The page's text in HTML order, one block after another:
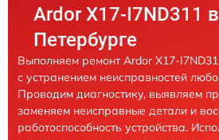
Ardor X17-I7ND311
Петербурге
Выполняем ремонт Ardor X17-
с устранением неисправностей
Проводим диагностику, выявляем
заменяем неисправные детали и
работоспособность устройства.